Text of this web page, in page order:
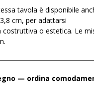
tavola è disponibile
cm, per adattarsi
o estetica. Le
— ordina